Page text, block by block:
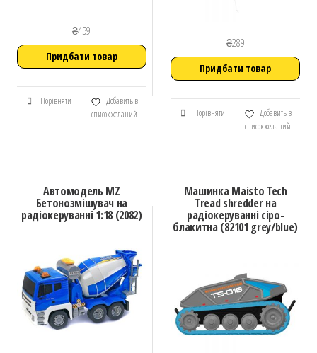
₴459
Придбати товар
Порівняти
Добавить в
список желаний
₴289
Придбати товар
Порівняти
Добавить в
список желаний
Автомодель MZ
Бетонозмішувач на
радіокеруванні 1:18 (2082)
Машинка Maisto Tech
Tread shredder на
радіокеруванні сіро-
блакитна (82101 grey/blue)